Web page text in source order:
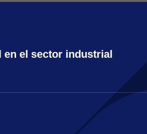
en el sector industrial